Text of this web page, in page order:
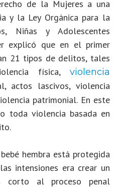
de la Mujeres a una
y la Ley Orgánica para la
Niñas y Adolescentes
explicó que en el primer
21 tipos de delitos, tales
física, violencia
actos lascivos, violencia
patrimonial. En este
toda violencia basada en
hembra está protegida
intensiones era crear un
corto al proceso penal